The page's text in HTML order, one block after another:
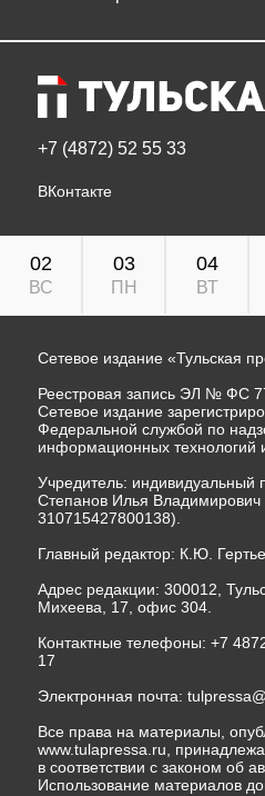
+7 (4872) 52 55 33
ВКонтакте
02
ВС
03
ПН
04
ВТ
Сетевое издание «Тульская
Реестровая запись ЭЛ № ФС
Сетевое издание
Федеральной службой по
информационных технологий
Учредитель: индивидуальный
Степанов Илья
310715427800138).
Главный редактор: К.Ю.
Адрес редакции: 300012,
Михеева, 17, офис 304.
Контактные телефоны: +7
17
Электронная почта:
Все права на материалы,
www.tulapressa.ru,
в соответствии с законом об
Использование материалов